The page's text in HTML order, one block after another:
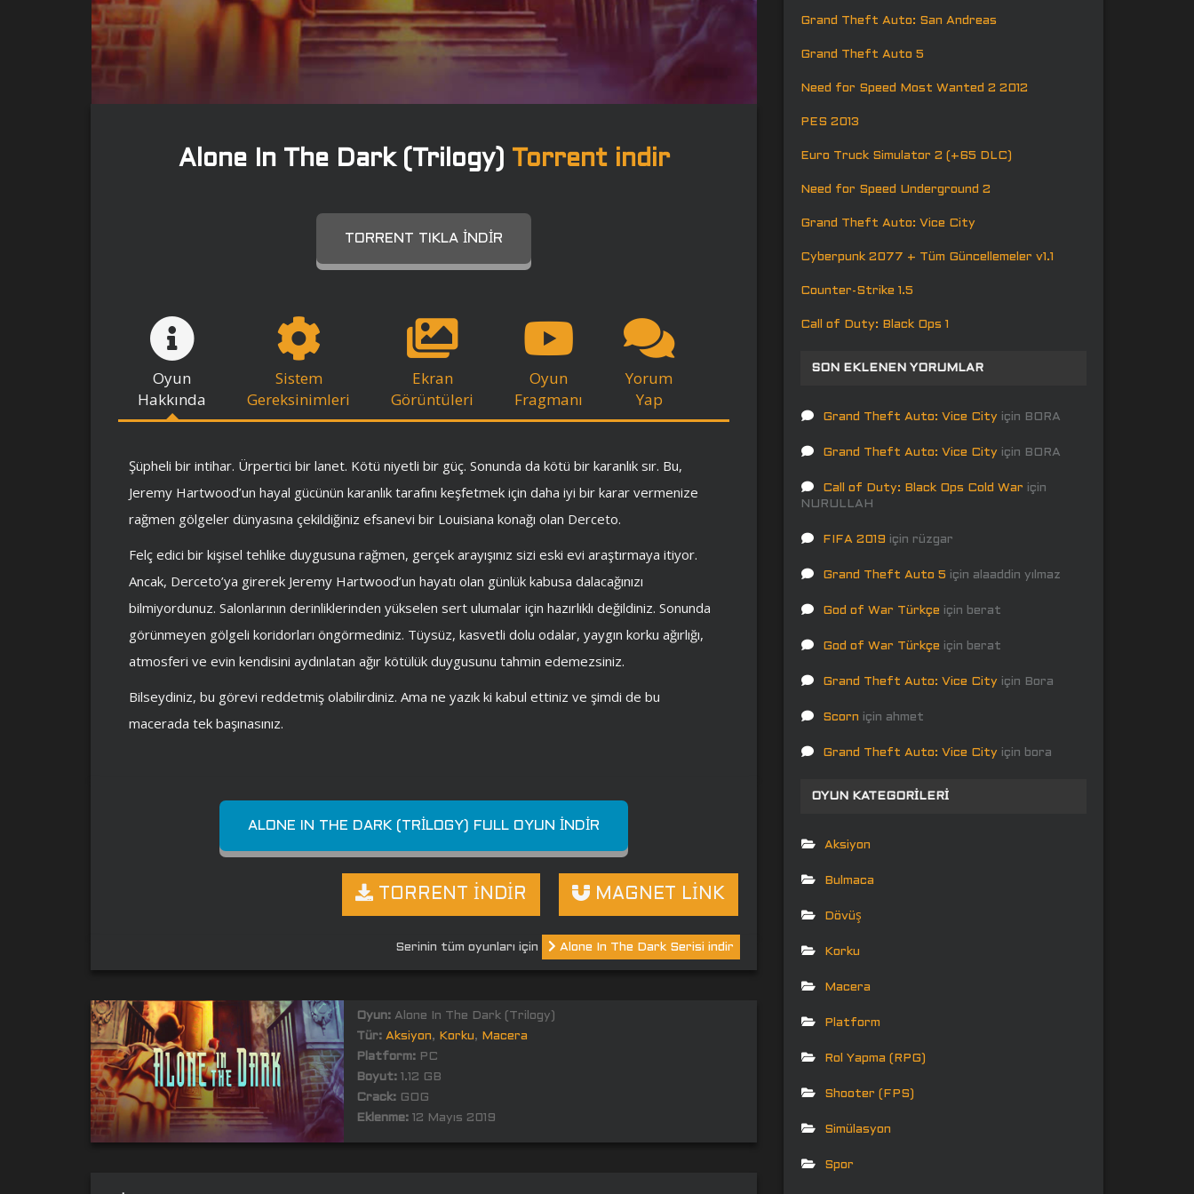
Alone In The Dark (Trilogy) Torrent indir
TORRENT TIKLA İNDIR
Oyun
Hakkında
Sistem
Gereksinimleri
Ekran
Görüntüleri
Oyun
Fragmanı
Yorum
Yap
Şüpheli bir intihar. Ürpertici bir lanet. Kötü niyetli bir güç. Sonunda da kötü bir karanlık sır. Bu,
Jeremy Hartwood’un hayal gücünün karanlık tarafını keşfetmek için daha iyi bir karar vermenize
rağmen gölgeler dünyasına çekildiğiniz efsanevi bir Louisiana konağı olan Derceto.
Felç edici bir kişisel tehlike duygusuna rağmen, gerçek arayışınız sizi eski evi araştırmaya itiyor.
Ancak, Derceto’ya girerek Jeremy Hartwood’un hayatı olan günlük kabusa dalacağınızı
bilmiyordunuz. Salonlarının derinliklerinden yükselen sert ulumalar için hazırlıklı değildiniz. Sonunda
görünmeyen gölgeli koridorları öngörmediniz. Tüysüz, kasvetli dolu odalar, yaygın korku ağırlığı,
atmosferi ve evin kendisini aydınlatan ağır kötülük duygusunu tahmin edemezsiniz.
Bilseydiniz, bu görevi reddetmiş olabilirdiniz. Ama ne yazık ki kabul ettiniz ve şimdi de bu
macerada tek başınasınız.
ALONE IN THE DARK (TRILOGY) FULL OYUN İNDIR
MAGNET LİNK
TORRENT İNDİR
Serinin tüm oyunları için Alone In The Dark Serisi indir
Oyun:Alone In The Dark (Trilogy)
Tür: Aksiyon, Korku,
Macera
Platform:PC
Boyut:1.12 GB
Crack:GOG
Eklenme:12 Mayıs 2019
Grand Theft Auto: San Andreas
Grand Theft Auto 5
Need for Speed Most Wanted 2 2012
PES 2013
Euro Truck Simulator 2 (+65 DLC)
Need for Speed Underground 2
Grand Theft Auto: Vice City
Cyberpunk 2077 + Tüm Güncellemeler v1.1
Counter-Strike 1.5
Call of Duty: Black Ops 1
SON EKLENEN YORUMLAR
Grand Theft Auto: Vice City için BORA
Grand Theft Auto: Vice City için BORA
Call of Duty: Black Ops Cold War için
NURULLAH
FIFA 2019 için rüzgar
Grand Theft Auto 5 için alaaddin yılmaz
God of War Türkçe için berat
God of War Türkçe için berat
Grand Theft Auto: Vice City için Bora
Scorn için ahmet
Grand Theft Auto: Vice City için bora
OYUN KATEGORILERI
Aksiyon
Bulmaca
Dövüş
Korku
Macera
Platform
Rol Yapma (RPG)
Shooter (FPS)
Simülasyon
Spor